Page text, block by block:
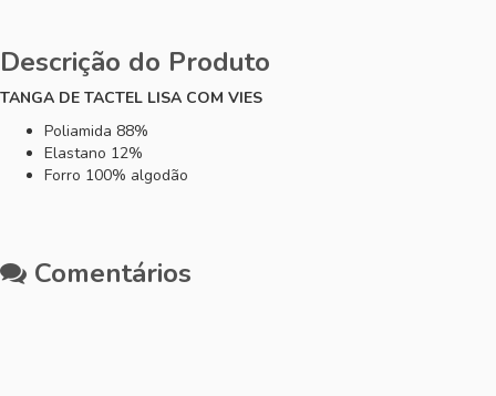
Descrição do Produto
TANGA DE TACTEL LISA COM VIES
Poliamida 88%
Elastano 12%
Forro 100% algodão
Comentários